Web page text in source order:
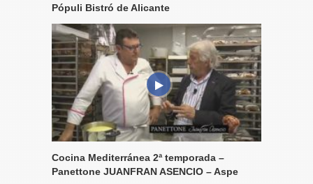
Pópuli Bistró de Alicante
Cocina Mediterránea 2ª temporada –
Panettone JUANFRAN ASENCIO – Aspe